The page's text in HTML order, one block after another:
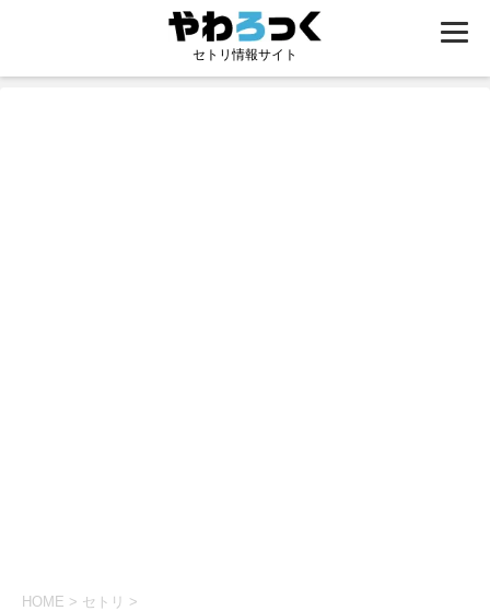
セトリ情報サイト
HOME > セトリ >